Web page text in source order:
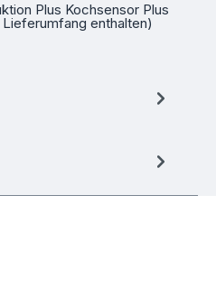
Plus Kochsensor Plus
enthalten)